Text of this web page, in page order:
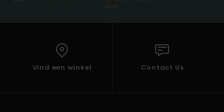
mail
Vind een winkel Contact Us